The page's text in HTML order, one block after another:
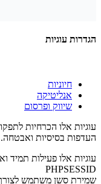
הגדרות עוגיות
חיוניות
אנליטיקה
שיווק ופרסום
עוגיות אלו הכרחיות
העדפות בסיסיות ואבטחה.
עוגיות אלו פעילות תמיד
PHPSESSID
שמירת סשן משתמש